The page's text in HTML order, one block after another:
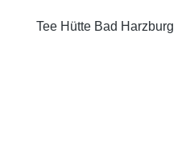
Tee Hütte Bad Harzburg